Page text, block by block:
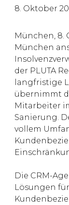
8. Oktober
München, 8.
München
der PLUTA
langfristige
übernimmt
Mitarbeiter
Sanierung.
vollem
Die CRM-
Lösungen